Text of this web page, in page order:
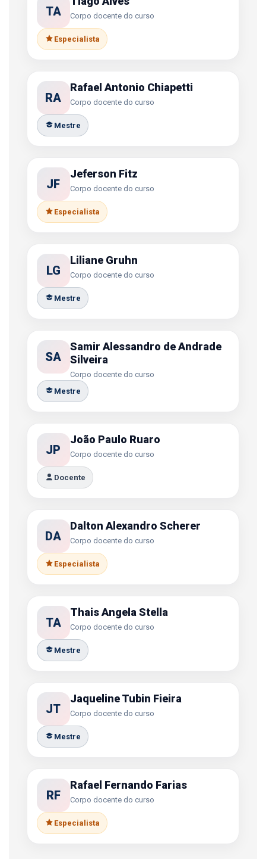
TA Corpo docente do curso
Especialista
RA
Rafael Antonio Chiapetti
Corpo docente do curso
Mestre
JF
Jeferson Fitz
Corpo docente do curso
Especialista
LG
Liliane Gruhn
Corpo docente do curso
Mestre
SA
Samir Alessandro de Andrade
Silveira
Corpo docente do curso
Mestre
JP
João Paulo Ruaro
Corpo docente do curso
Docente
DA
Dalton Alexandro Scherer
Corpo docente do curso
Especialista
TA
Thais Angela Stella
Corpo docente do curso
Mestre
JT
Jaqueline Tubin Fieira
Corpo docente do curso
Mestre
RF
Rafael Fernando Farias
Corpo docente do curso
Especialista